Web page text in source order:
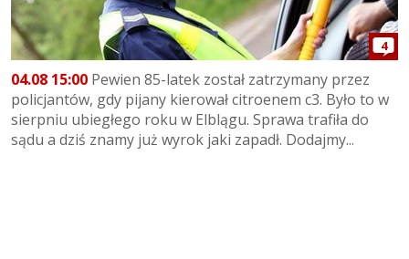
4
04.08 15:00 Pewien 85-latek został zatrzymany przez
policjantów, gdy pijany kierował citroenem c3. Było to w
sierpniu ubiegłego roku w Elblągu. Sprawa trafiła do
sądu a dziś znamy już wyrok jaki zapadł. Dodajmy...